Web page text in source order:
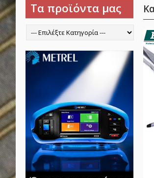
Τα προϊόντα μας